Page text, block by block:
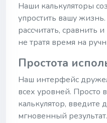
Наши калькуляторы
упростить вашу
рассчитать, сравнить
не тратя время на
Простота
Наш интерфейс
всех уровней.
калькулятор, введите
мгновенный результат.